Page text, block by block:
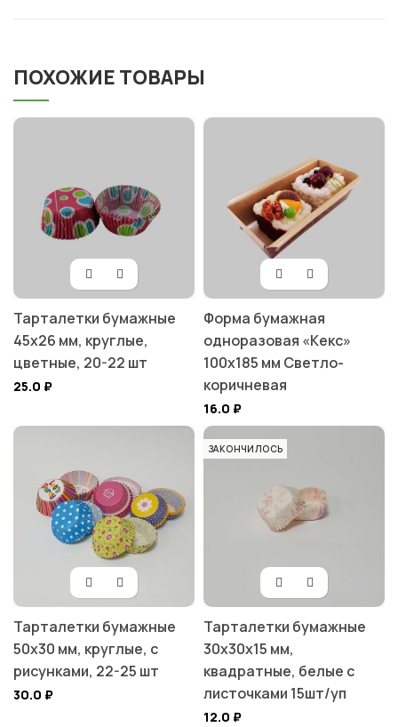
ПОХОЖИЕ ТОВАРЫ
Тарталетки бумажные
45х26 мм, круглые,
цветные, 20-22 шт
25.0 ₽
Форма бумажная
одноразовая «Кекс»
100х185 мм Светло-
коричневая
16.0 ₽
Тарталетки бумажные
50х30 мм, круглые, с
рисунками, 22-25 шт
30.0 ₽
ЗАКОНЧИЛОСЬ
Тарталетки бумажные
30х30х15 мм,
квадратные, белые с
листочками 15шт/уп
12.0 ₽